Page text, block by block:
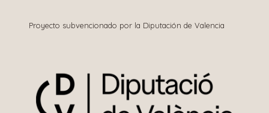
Proyecto subvencionado por la Diputación de Valencia